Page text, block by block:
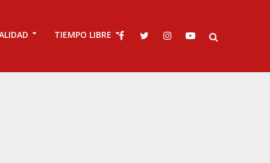
TIEMPO LIBRE